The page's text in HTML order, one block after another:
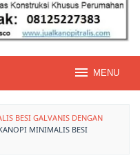
MENU
BESI GALVANIS DENGAN
MINIMALIS BESI